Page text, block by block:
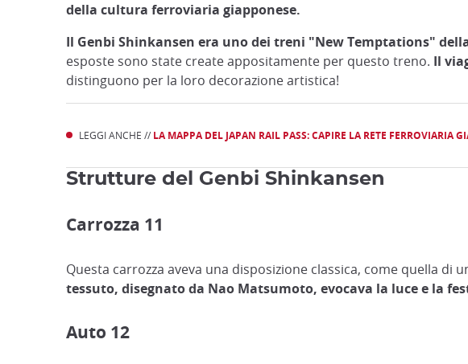
della cultura ferroviaria giapponese.
Il Genbi Shinkansen era uno dei treni "New Temptations"
esposte sono state create appositamente per questo treno. Il
distinguono per la loro decorazione artistica!
LEGGI ANCHE // LA MAPPA DEL JAPAN RAIL PASS: CAPIRE LA RETE FERROVIARIA
Strutture del Genbi Shinkansen
Carrozza 11
Questa carrozza aveva una disposizione classica, come quella
tessuto, disegnato da Nao Matsumoto, evocava la luce e la
Auto 12